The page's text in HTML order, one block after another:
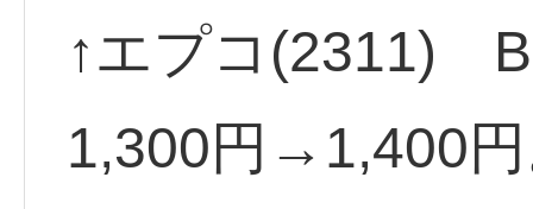
↑エプコ(2311)
1,300円→1,400